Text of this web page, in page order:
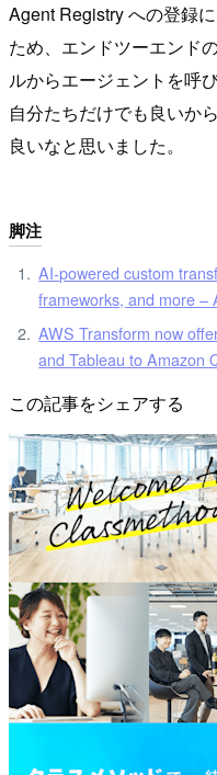
Agent Registry への登録
ため、エンドツーエンド
ルからエージェントを呼
自分たちだけでも良いか
良いなと思いました。
脚注
AI-powered custom
frameworks, and more –
AWS Transform now
and Tableau to Amazon
この記事をシェアする